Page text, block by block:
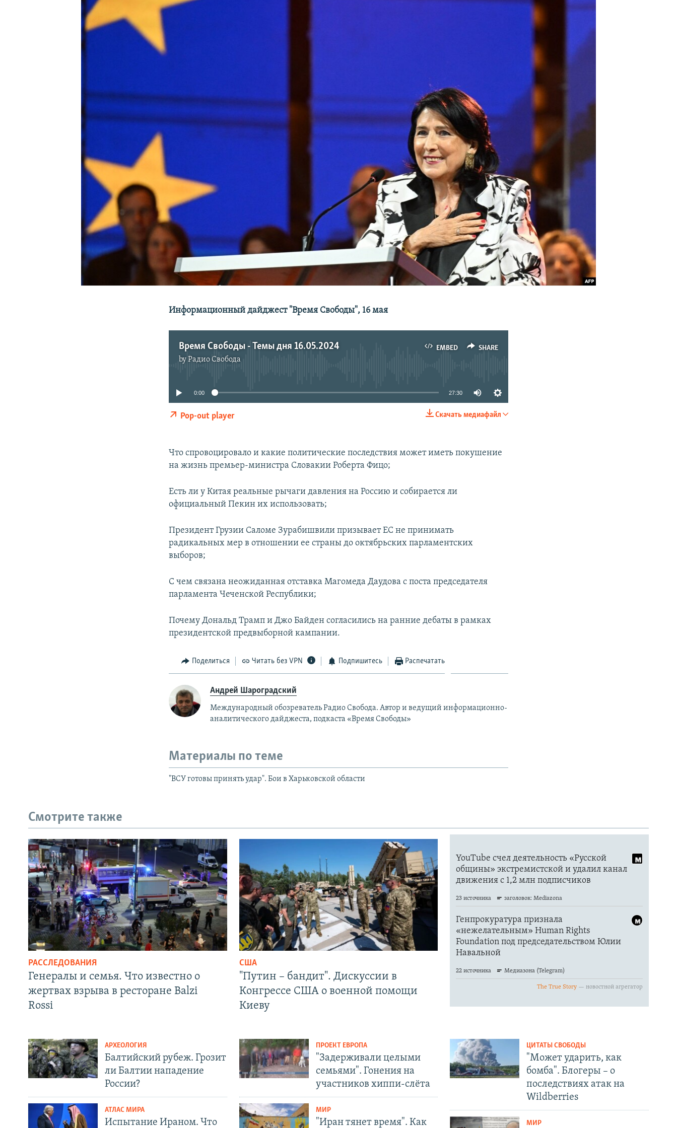
ПОДПИШИТЕСЬ НА РАССЫЛКУ
Информационный дайджест "Время Свободы", 16 мая
EMBED SHARE
Время Свободы - Темы дня 16.05.2024
byРадио Свобода
SHARE
0:00 27:30
Скачать медиафайл
Pop-out player
Что спровоцировало и какие политические последствия может иметь покушение
на жизнь премьер-министра Словакии Роберта Фицо;
Есть ли у Китая реальные рычаги давления на Россию и собирается ли
официальный Пекин их использовать;
Президент Грузии Саломе Зурабишвили призывает ЕС не принимать
радикальных мер в отношении ее страны до октябрьских парламентских
выборов;
С чем связана неожиданная отставка Магомеда Даудова с поста председателя
парламента Чеченской Республики;
Почему Дональд Трамп и Джо Байден согласились на ранние дебаты в рамках
президентской предвыборной кампании.
Поделиться Читать без VPN Подпишитесь Распечатать
Андрей Шароградский
Международный обозреватель Радио Свобода. Автор и ведущий информационно-
аналитического дайджеста, подкаста «Время Свободы»
Материалы по теме
"ВСУ готовы принять удар". Бои в Харьковской области
Смотрите также
РАССЛЕДОВАНИЯ
Генералы и семья. Что известно о
жертвах взрыва в ресторане Balzi
Rossi
США
"Путин – бандит". Дискуссии в
Конгрессе США о военной помощи
Киеву
АРХЕОЛОГИЯ
Балтийский рубеж. Грозит
ли Балтии нападение
России?
АТЛАС МИРА
Испытание Ираном. Что
ПРОЕКТ ЕВРОПА
"Задерживали целыми
семьями". Гонения на
участников хиппи-слёта
МИР
"Иран тянет время". Как
ЦИТАТЫ СВОБОДЫ
"Может ударить, как
бомба". Блогеры – о
последствиях атак на
Wildberries
МИР